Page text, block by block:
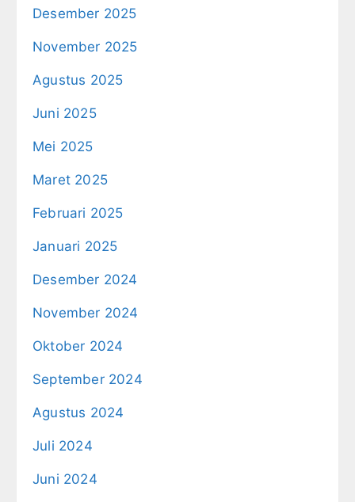
Desember 2025
November 2025
Agustus 2025
Juni 2025
Mei 2025
Maret 2025
Februari 2025
Januari 2025
Desember 2024
November 2024
Oktober 2024
September 2024
Agustus 2024
Juli 2024
Juni 2024